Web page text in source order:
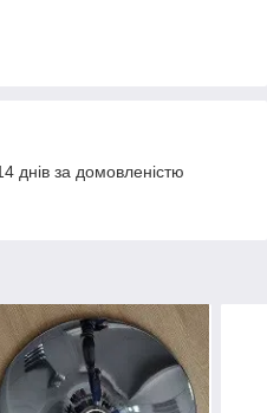
днів за домовленістю